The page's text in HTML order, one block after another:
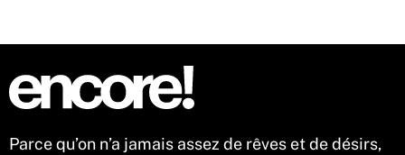
Parce qu’on n’a jamais assez de rêves et de désirs,